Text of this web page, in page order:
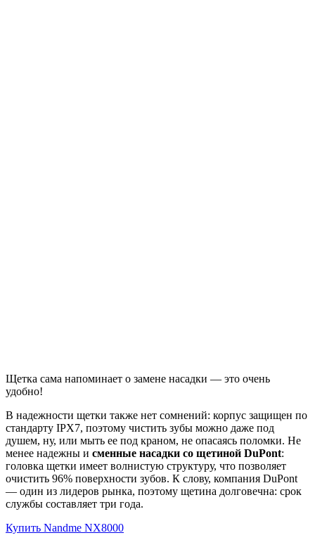
Щетка сама напоминает о замене насадки — это очень
удобно!
В надежности щетки также нет сомнений: корпус защищен по
стандарту IPX7, поэтому чистить зубы можно даже под
душем, ну, или мыть ее под краном, не опасаясь поломки. Не
менее надежны и сменные насадки со щетиной DuPont:
головка щетки имеет волнистую структуру, что позволяет
очистить 96% поверхности зубов. К слову, компания DuPont
— один из лидеров рынка, поэтому щетина долговечна: срок
службы составляет три года.
Купить Nandme NX8000